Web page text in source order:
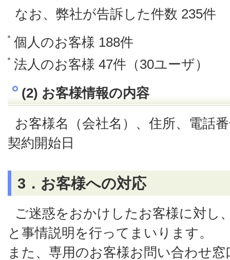
なお、弊社が告訴した件数 235件
個人のお客様 188件
法人のお客様 47件（30ユーザ）
(2) お客様情報の内容
お客様名（会社名）、住所、電話
契約開始日
3．お客様への対応
ご迷惑をおかけしたお客様に対し
と事情説明を行ってまいります。
また、専用のお客様お問い合わせ